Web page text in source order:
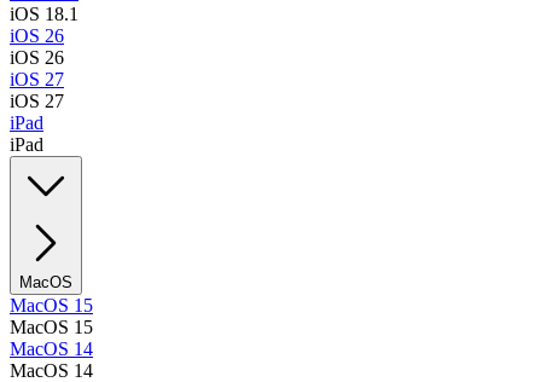
iOS 18.1
iOS 26
iOS 26
iOS 27
iOS 27
iPad
iPad
MacOS
MacOS 15
MacOS 15
MacOS 14
MacOS 14